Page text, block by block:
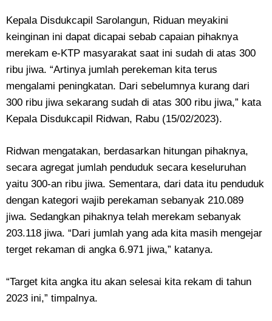
Kepala Disdukcapil Sarolangun, Riduan meyakini
keinginan ini dapat dicapai sebab capaian pihaknya
merekam e-KTP masyarakat saat ini sudah di atas 300
ribu jiwa. “Artinya jumlah perekeman kita terus
mengalami peningkatan. Dari sebelumnya kurang dari
300 ribu jiwa sekarang sudah di atas 300 ribu jiwa,” kata
Kepala Disdukcapil Ridwan, Rabu (15/02/2023).
Ridwan mengatakan, berdasarkan hitungan pihaknya,
secara agregat jumlah penduduk secara keseluruhan
yaitu 300-an ribu jiwa. Sementara, dari data itu penduduk
dengan kategori wajib perekaman sebanyak 210.089
jiwa. Sedangkan pihaknya telah merekam sebanyak
203.118 jiwa. “Dari jumlah yang ada kita masih mengejar
terget rekaman di angka 6.971 jiwa,” katanya.
“Target kita angka itu akan selesai kita rekam di tahun
2023 ini,” timpalnya.